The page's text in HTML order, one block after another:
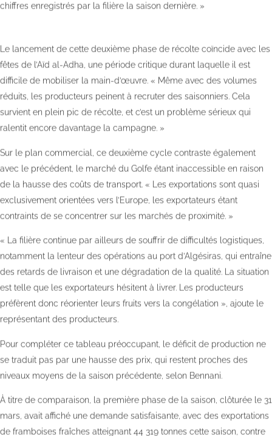
chiffres enregistrés par la filière la saison dernière. »
Le lancement de cette deuxième phase de récolte coïncide avec les
fêtes de l’Aïd al-Adha, une période critique durant laquelle il est
difficile de mobiliser la main-d’œuvre. « Même avec des volumes
réduits, les producteurs peinent à recruter des saisonniers. Cela
survient en plein pic de récolte, et c’est un problème sérieux qui
ralentit encore davantage la campagne. »
Sur le plan commercial, ce deuxième cycle contraste également
avec le précédent, le marché du Golfe étant inaccessible en raison
de la hausse des coûts de transport. « Les exportations sont quasi
exclusivement orientées vers l’Europe, les exportateurs étant
contraints de se concentrer sur les marchés de proximité. »
« La filière continue par ailleurs de souffrir de difficultés logistiques,
notamment la lenteur des opérations au port d’Algésiras, qui entraîne
des retards de livraison et une dégradation de la qualité. La situation
est telle que les exportateurs hésitent à livrer. Les producteurs
préfèrent donc réorienter leurs fruits vers la congélation », ajoute le
représentant des producteurs.
Pour compléter ce tableau préoccupant, le déficit de production ne
se traduit pas par une hausse des prix, qui restent proches des
niveaux moyens de la saison précédente, selon Bennani.
À titre de comparaison, la première phase de la saison, clôturée le 31
mars, avait affiché une demande satisfaisante, avec des exportations
de framboises fraîches atteignant 44 319 tonnes cette saison, contre